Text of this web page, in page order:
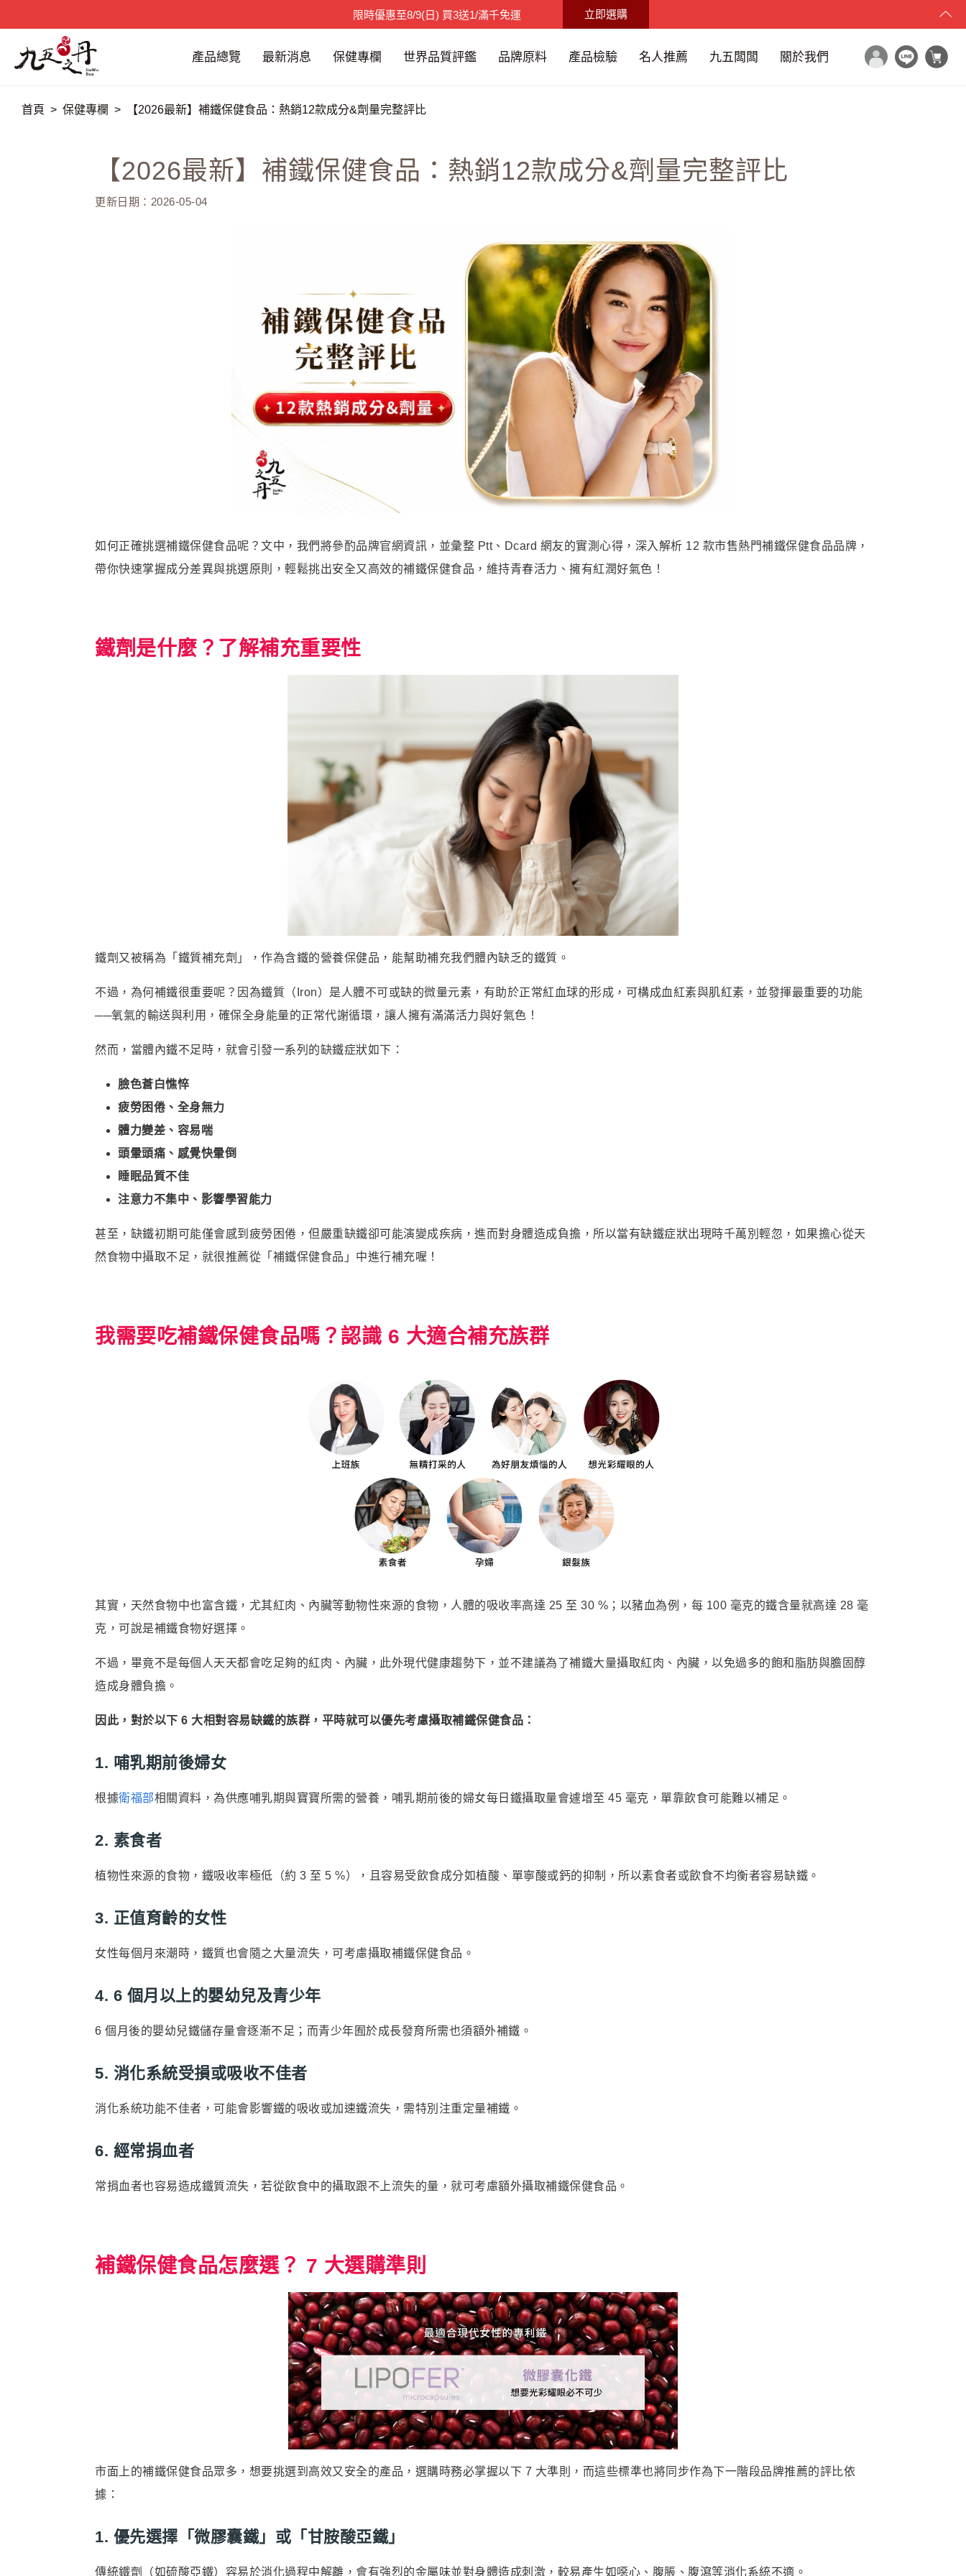
父親節限時特賣至8/15(六) 9折碼：88520
限時優惠至8/9(日) 買3送1/滿千免運
立即選購
產品總覽 最新消息 保健專欄 世界品質評鑑 品牌原料 產品檢驗 名人推薦 九五闆闆 關於我們
首頁 保健專欄 【2026最新】補鐵保健食品：熱銷12款成分&劑量完整評比
【2026最新】補鐵保健食品：熱銷12款成分&劑量完整評比
更新日期：2026-05-04
如何正確挑選補鐵保健食品呢？文中，我們將參酌品牌官網資訊，並彙整 Ptt、Dcard 網友的實測心得，深入解析 12 款市售熱門補鐵保健食品品牌，
帶你快速掌握成分差異與挑選原則，輕鬆挑出安全又高效的補鐵保健食品，維持青春活力、擁有紅潤好氣色！
鐵劑是什麼？了解補充重要性
鐵劑又被稱為「鐵質補充劑」，作為含鐵的營養保健品，能幫助補充我們體內缺乏的鐵質。
不過，為何補鐵很重要呢？因為鐵質（Iron）是人體不可或缺的微量元素，有助於正常紅血球的形成，可構成血紅素與肌紅素，並發揮最重要的功能
──氧氣的輸送與利用，確保全身能量的正常代謝循環，讓人擁有滿滿活力與好氣色！
然而，當體內鐵不足時，就會引發一系列的缺鐵症狀如下：
臉色蒼白憔悴
疲勞困倦、全身無力
體力變差、容易喘
頭暈頭痛、感覺快暈倒
睡眠品質不佳
注意力不集中、影響學習能力
甚至，缺鐵初期可能僅會感到疲勞困倦，但嚴重缺鐵卻可能演變成疾病，進而對身體造成負擔，所以當有缺鐵症狀出現時千萬別輕忽，如果擔心從天
然食物中攝取不足，就很推薦從「補鐵保健食品」中進行補充喔！
我需要吃補鐵保健食品嗎？認識 6 大適合補充族群
其實，天然食物中也富含鐵，尤其紅肉、內臟等動物性來源的食物，人體的吸收率高達 25 至 30 %；以豬血為例，每 100 毫克的鐵含量就高達 28 毫
克，可說是補鐵食物好選擇。
不過，畢竟不是每個人天天都會吃足夠的紅肉、內臟，此外現代健康趨勢下，並不建議為了補鐵大量攝取紅肉、內臟，以免過多的飽和脂肪與膽固醇
造成身體負擔。
因此，對於以下 6 大相對容易缺鐵的族群，平時就可以優先考慮攝取補鐵保健食品：
1. 哺乳期前後婦女
根據衛福部相關資料，為供應哺乳期與寶寶所需的營養，哺乳期前後的婦女每日鐵攝取量會遽增至 45 毫克，單靠飲食可能難以補足。
2. 素食者
植物性來源的食物，鐵吸收率極低（約 3 至 5 %），且容易受飲食成分如植酸、單寧酸或鈣的抑制，所以素食者或飲食不均衡者容易缺鐵。
3. 正值育齡的女性
女性每個月來潮時，鐵質也會隨之大量流失，可考慮攝取補鐵保健食品。
4. 6 個月以上的嬰幼兒及青少年
6 個月後的嬰幼兒鐵儲存量會逐漸不足；而青少年囿於成長發育所需也須額外補鐵。
5. 消化系統受損或吸收不佳者
消化系統功能不佳者，可能會影響鐵的吸收或加速鐵流失，需特別注重定量補鐵。
6. 經常捐血者
常捐血者也容易造成鐵質流失，若從飲食中的攝取跟不上流失的量，就可考慮額外攝取補鐵保健食品。
補鐵保健食品怎麼選？ 7 大選購準則
市面上的補鐵保健食品眾多，想要挑選到高效又安全的產品，選購時務必掌握以下 7 大準則，而這些標準也將同步作為下一階段品牌推薦的評比依
據：
1. 優先選擇「微膠囊鐵」或「甘胺酸亞鐵」
傳統鐵劑（如硫酸亞鐵）容易於消化過程中解離，會有強烈的金屬味並對身體造成刺激，較易產生如噁心、腹脹、腹瀉等消化系統不適。